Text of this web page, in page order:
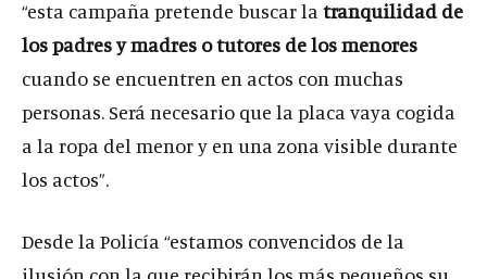
“esta campaña pretende buscar la tranquilidad de
los padres y madres o tutores de los menores
cuando se encuentren en actos con muchas
personas. Será necesario que la placa vaya cogida
a la ropa del menor y en una zona visible durante
los actos”.
Desde la Policía “estamos convencidos de la